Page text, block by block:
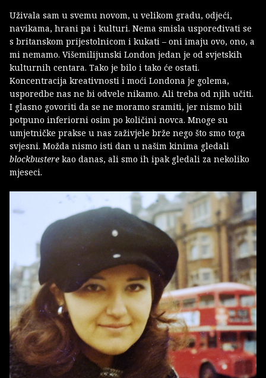
Uživala sam u svemu novom, u velikom gradu, odjeći,
navikama, hrani pa i kulturi. Nema smisla uspoređivati se
s britanskom prijestolnicom i kukati – oni imaju ovo, ono, a
mi nemamo. Višemilijunski London jedan je od svjetskih
kulturnih centara. Tako je bilo i tako će ostati.
Koncentracija kreativnosti i moći Londona je golema,
usporedbe nas ne bi odvele nikamo. Ali treba od njih učiti.
I glasno govoriti da se ne moramo sramiti, jer nismo bili
potpuno inferiorni osim po količini novca. Mnoge su
umjetničke prakse u nas zaživjele brže nego što smo toga
svjesni. Možda nismo isti dan u našim kinima gledali
blockbustere kao danas, ali smo ih ipak gledali za nekoliko
mjeseci.